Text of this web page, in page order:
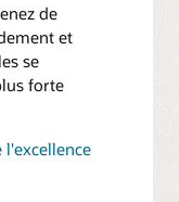
de
et
se
forte